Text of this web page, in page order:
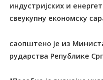
индустријских и
свеукупну економску
саопштено је из
рударства Републике